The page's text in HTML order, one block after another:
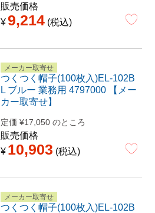
販売価格
¥9,214 税込
メーカー取寄せ
つくつく帽子(100枚入)EL-102B
L ブルー 業務用 4797000 【メー
カー取寄せ】
定価 ¥17,050 のところ
販売価格
¥ 10,903 税込
メーカー取寄せ
つくつく帽子(100枚入)EL-102B